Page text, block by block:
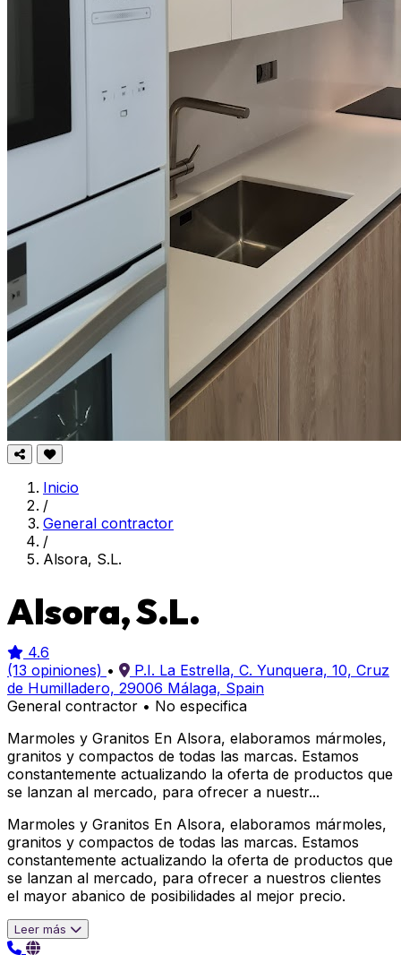
Inicio
/
General contractor
/
Alsora, S.L.
Alsora, S.L.
4.6
(13 opiniones) •
P.I. La Estrella, C. Yunquera, 10, Cruz
de Humilladero, 29006 Málaga, Spain
General contractor • No especifica
Marmoles y Granitos En Alsora, elaboramos mármoles,
granitos y compactos de todas las marcas. Estamos
constantemente actualizando la oferta de productos que
se lanzan al mercado, para ofrecer a nuestr...
Marmoles y Granitos En Alsora, elaboramos mármoles,
granitos y compactos de todas las marcas. Estamos
constantemente actualizando la oferta de productos que
se lanzan al mercado, para ofrecer a nuestros clientes
el mayor abanico de posibilidades al mejor precio.
Leer más